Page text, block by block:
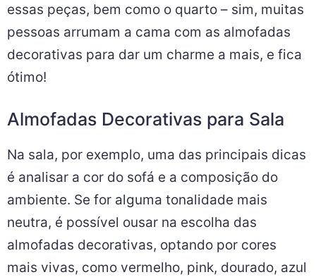
essas peças, bem como o quarto – sim, muitas
pessoas arrumam a cama com as almofadas
decorativas para dar um charme a mais, e fica
ótimo!
Almofadas Decorativas para Sala
Na sala, por exemplo, uma das principais dicas
é analisar a cor do sofá e a composição do
ambiente. Se for alguma tonalidade mais
neutra, é possível ousar na escolha das
almofadas decorativas, optando por cores
mais vivas, como vermelho, pink, dourado, azul